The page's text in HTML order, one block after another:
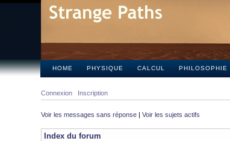
HOME PHYSIQUE CALCUL PHILOSOPHIE
Connexion Inscription
Voir les messages sans réponse | Voir les sujets actifs
Index du forum